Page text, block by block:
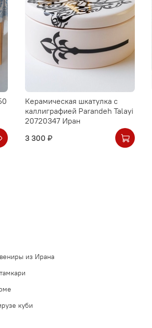
Керамическая шкатулка с
каллиграфией Parandeh Talayi
20720347 Иран
3 300 ₽
из Ирана
куби